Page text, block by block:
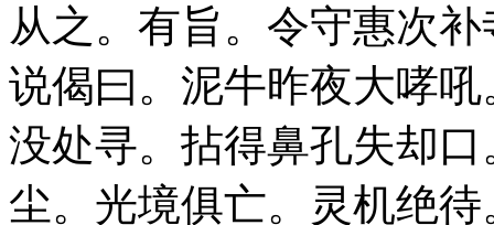
从之。有旨。令守惠次
说偈曰。泥牛昨夜大哮
没处寻。拈得鼻孔失却
尘。光境俱亡。灵机绝